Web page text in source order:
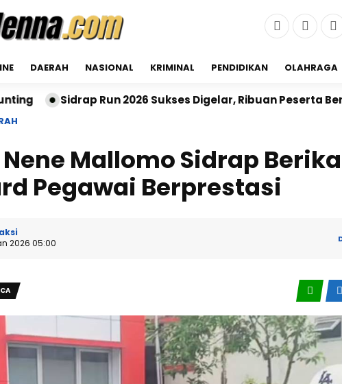
DAERAH NASIONAL KRIMINAL PENDIDIKAN OLAHRAGA
Run 2026 Sukses Digelar, Ribuan Peserta Berlari di Tengah
Nene Mallomo Sidrap
Pegawai Berprestasi
2026 05:00